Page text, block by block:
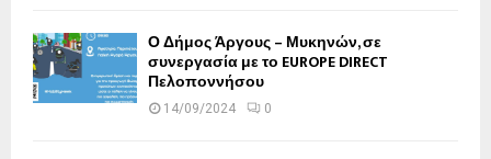
Ο Δήμος Άργους – Μυκηνών, σε
συνεργασία με το EUROPE DIRECT
Πελοποννήσου
14/09/2024 0